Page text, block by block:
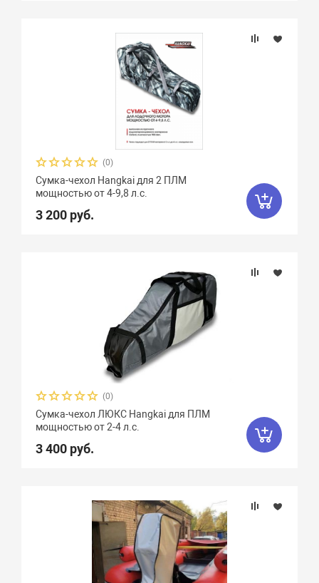
(0)
Сумка-чехол Hangkai для 2 ПЛМ
мощностью от 4-9,8 л.с.
3 200 руб.
(0)
Сумка-чехол ЛЮКС Hangkai для ПЛМ
мощностью от 2-4 л.с.
3 400 руб.